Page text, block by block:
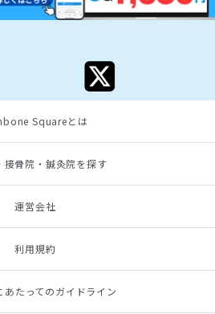
Squareとは
接骨院・鍼灸院を探す
運営会社
利用規約
あたってのガイドライン